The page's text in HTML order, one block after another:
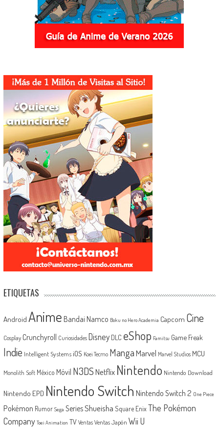
ETIQUETAS
Android Anime Bandai Namco Boku no Hero Academia Capcom Cine
Cosplay Crunchyroll Curiosidades Disney DLC eShop Famitsu Game Freak
Indie Intelligent Systems iOS Koei Tecmo MangaMarvel Marvel Studios MCU
Monolith Soft México Móvil N3DSNetflix Nintendo Nintendo Download
Nintendo EPD Nintendo Switch Nintendo Switch 2 One Piece
Pokémon Rumor Sega SeriesShueisha Square EnixThe Pokémon
Company Toei Animation TV Ventas Ventas Japón Wii U